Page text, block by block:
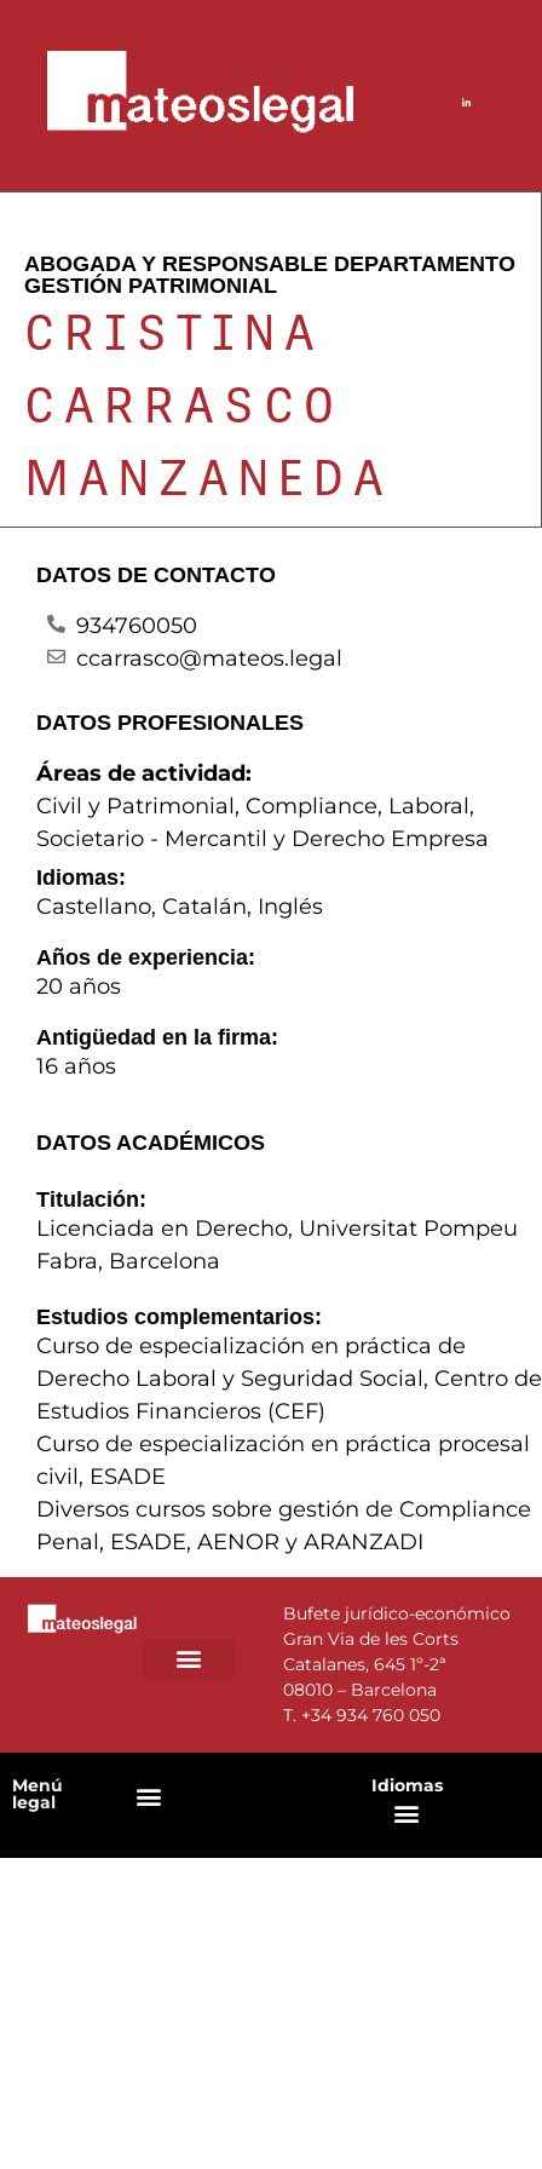
ABOGADA Y RESPONSABLE DEPARTAMENTO
GESTIÓN PATRIMONIAL
CRISTINA
CARRASCO
MANZANEDA
DATOS DE CONTACTO
934760050
ccarrasco@mateos.legal
DATOS PROFESIONALES
Áreas de actividad:
Civil y Patrimonial, Compliance, Laboral,
Societario - Mercantil y Derecho Empresa
Idiomas:
Castellano, Catalán, Inglés
Años de experiencia:
20 años
Antigüedad en la firma:
16 años
DATOS ACADÉMICOS
Titulación:
Licenciada en Derecho, Universitat Pompeu
Fabra, Barcelona
Estudios complementarios:
Curso de especialización en práctica de
Derecho Laboral y Seguridad Social, Centro de
Estudios Financieros (CEF)
Curso de especialización en práctica procesal
civil, ESADE
Diversos cursos sobre gestión de Compliance
Penal, ESADE, AENOR y ARANZADI
Bufete jurídico-económico
Gran Via de les Corts
Catalanes, 645 1º-2ª
08010 – Barcelona
T. +34 934 760 050
Menú
legal
Idiomas